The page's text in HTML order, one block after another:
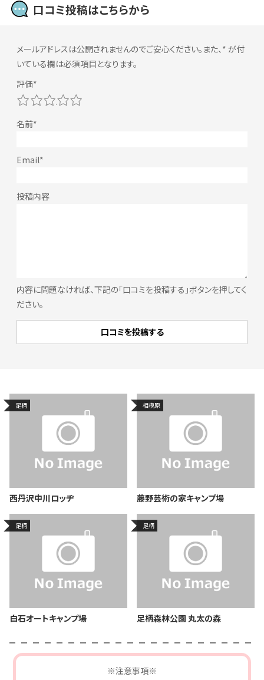
口コミ投稿はこちらから
メールアドレスは公開されませんのでご安心ください。また、 * が付
いている欄は必須項目となります。
内容に問題なければ、下記の「口コミを投稿する」ボタンを押してく
ださい。
5
4
3
2
足柄
西丹沢中川ロッヂ
相模原
藤野芸術の家キャンプ場
足柄
白石オートキャンプ場
足柄
足柄森林公園 丸太の森
※注意事項※